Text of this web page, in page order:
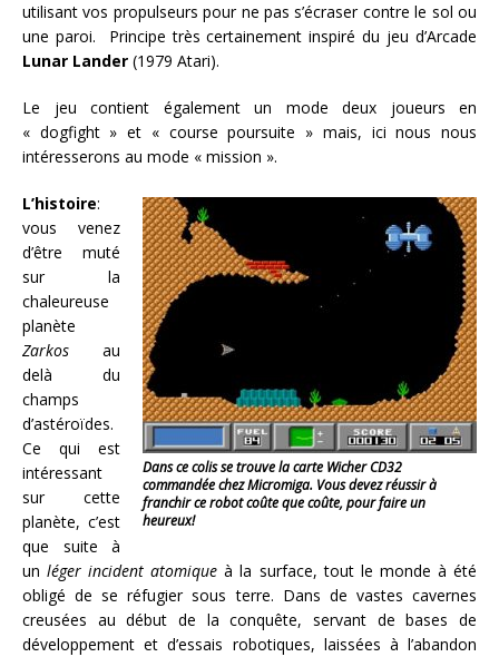
utilisant vos propulseurs pour ne pas s’écraser contre le sol ou
une paroi. Principe très certainement inspiré du jeu d’Arcade
Lunar Lander (1979 Atari).
Le jeu contient également un mode deux joueurs en
« dogfight » et « course poursuite » mais, ici nous nous
intéresserons au mode « mission ».
Dans ce colis se trouve la carte Wicher CD32
commandée chez Micromiga. Vous devez réussir à
franchir ce robot coûte que coûte, pour faire un
heureux!
L’histoire:
vous venez
d’être muté
sur la
chaleureuse
planète
Zarkos au
delà du
champs
d’astéroïdes.
Ce qui est
intéressant
sur cette
planète, c’est
que suite à
unléger incident atomique à la surface, tout le monde à été
obligé de se réfugier sous terre. Dans de vastes cavernes
creusées au début de la conquête, servant de bases de
développement et d’essais robotiques, laissées à l’abandon